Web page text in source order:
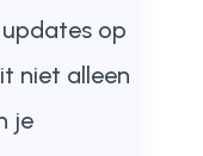
op
niet alleen
je